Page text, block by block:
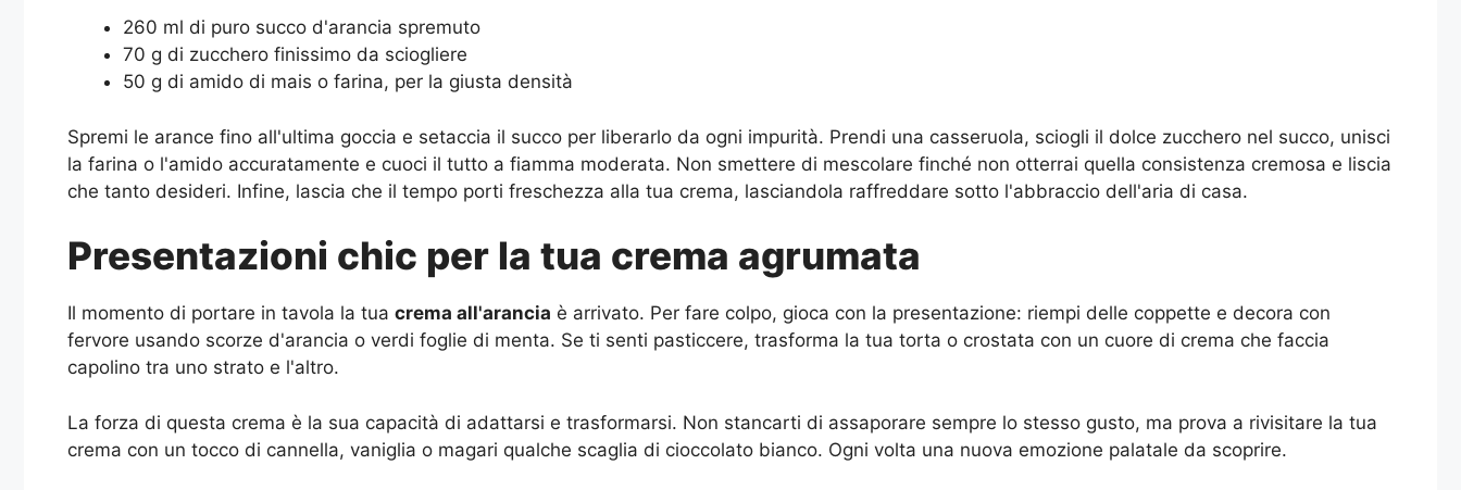
260 ml di puro succo d'arancia spremuto
70 g di zucchero finissimo da sciogliere
50 g di amido di mais o farina, per la giusta densità
Spremi le arance fino all'ultima goccia e setaccia il succo per liberarlo da ogni impurità. Prendi una casseruola, sciogli il dolce zucchero nel succo, unisci
la farina o l'amido accuratamente e cuoci il tutto a fiamma moderata. Non smettere di mescolare finché non otterrai quella consistenza cremosa e liscia
che tanto desideri. Infine, lascia che il tempo porti freschezza alla tua crema, lasciandola raffreddare sotto l'abbraccio dell'aria di casa.
Presentazioni chic per la tua crema agrumata
Il momento di portare in tavola la tua crema all'arancia è arrivato. Per fare colpo, gioca con la presentazione: riempi delle coppette e decora con
fervore usando scorze d'arancia o verdi foglie di menta. Se ti senti pasticcere, trasforma la tua torta o crostata con un cuore di crema che faccia
capolino tra uno strato e l'altro.
La forza di questa crema è la sua capacità di adattarsi e trasformarsi. Non stancarti di assaporare sempre lo stesso gusto, ma prova a rivisitare la tua
crema con un tocco di cannella, vaniglia o magari qualche scaglia di cioccolato bianco. Ogni volta una nuova emozione palatale da scoprire.